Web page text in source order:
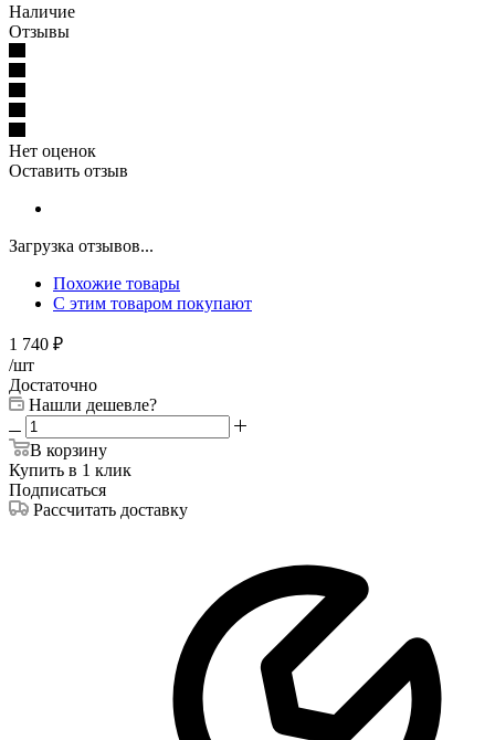
Наличие
Отзывы
Нет оценок
Оставить отзыв
Загрузка отзывов...
Похожие товары
С этим товаром покупают
1 740 ₽
/шт
Достаточно
Нашли дешевле?
В корзину
Купить в 1 клик
Подписаться
Рассчитать доставку